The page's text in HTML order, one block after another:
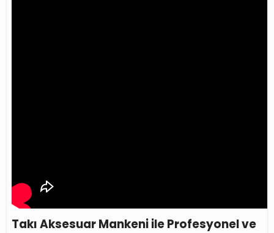
Takı Aksesuar Mankeni ile Profesyonel ve